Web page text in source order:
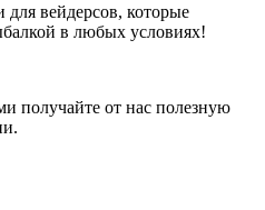
вейдерсов, которые
в любых условиях!
получайте от нас полезную